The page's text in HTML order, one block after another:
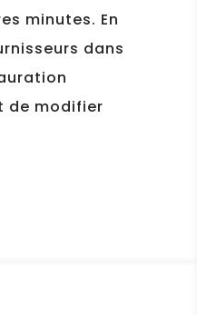
minutes. En
dans
de modifier